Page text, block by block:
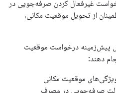
غیرفعال کردن صرفه‌جویی در
از تحویل موقعیت مکانی،
پیش‌زمینه درخواست موقعیت
دهند:
موقعیت مکانی
صرفه‌جویی در مصرف